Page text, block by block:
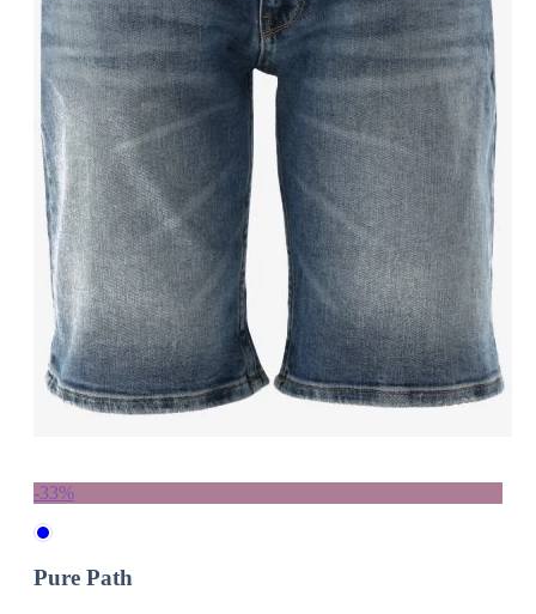
-33%
Pure Path